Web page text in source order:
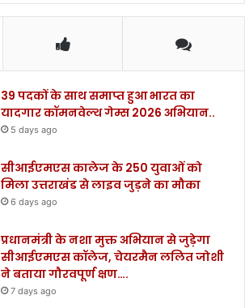
39 पदकों के साथ समाप्त हुआ भारत का
यादगार कॉमनवेल्थ गेम्स 2026 अभियान..
5 days ago
सीआईएमएस कालेज के 250 युवाओं को
मिला उत्तराखंड से लाइव जुड़ने का मौका
6 days ago
प्रधानमंत्री के नशा मुक्त अभियान से जुड़ेगा
सीआईएमएस कॉलेज, चेयरमैन ललित जोशी
ने बताया गौरवपूर्ण क्षण….
7 days ago